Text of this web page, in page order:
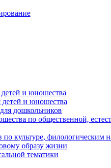
детей и юношества
детей и юношества
дошкольников
по общественной,
культуре, филологическим
образу жизни
тематики